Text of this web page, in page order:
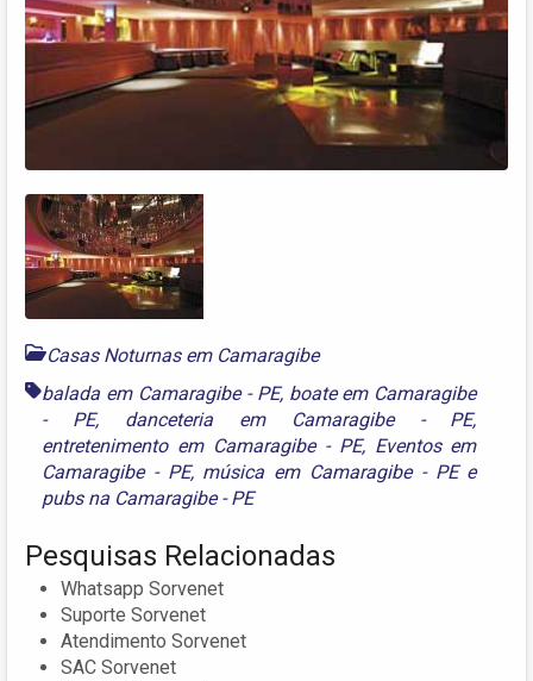
Casas Noturnas em Camaragibe
balada em Camaragibe - PE, boate em Camaragibe
- PE, danceteria em Camaragibe - PE,
entretenimento em Camaragibe - PE, Eventos em
Camaragibe - PE, música em Camaragibe - PEe
pubs na Camaragibe - PE
Pesquisas Relacionadas
Whatsapp Sorvenet
Suporte Sorvenet
Atendimento Sorvenet
SAC Sorvenet